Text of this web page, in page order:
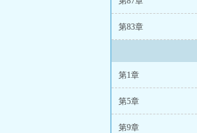
第83章
第1章
第5章
第9章